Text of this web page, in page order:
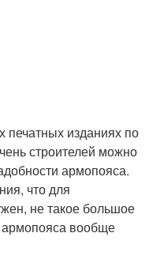
печатных изданиях по
строителей можно
армопояса.
что для
не такое большое
армопояса вообще